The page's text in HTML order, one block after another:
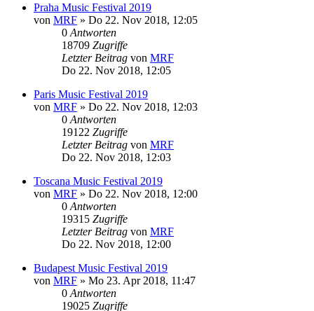
Praha Music Festival 2019
von MRF » Do 22. Nov 2018, 12:05
0 Antworten
18709 Zugriffe
Letzter Beitrag von MRF
Do 22. Nov 2018, 12:05
Paris Music Festival 2019
von MRF » Do 22. Nov 2018, 12:03
0 Antworten
19122 Zugriffe
Letzter Beitrag von MRF
Do 22. Nov 2018, 12:03
Toscana Music Festival 2019
von MRF » Do 22. Nov 2018, 12:00
0 Antworten
19315 Zugriffe
Letzter Beitrag von MRF
Do 22. Nov 2018, 12:00
Budapest Music Festival 2019
von MRF » Mo 23. Apr 2018, 11:47
0 Antworten
19025 Zugriffe